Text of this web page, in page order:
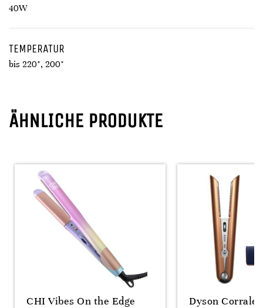
40W
TEMPERATUR
bis 220°, 200°
ÄHNLICHE PRODUKTE
CHI Vibes On the Edge
Dyson Corrale